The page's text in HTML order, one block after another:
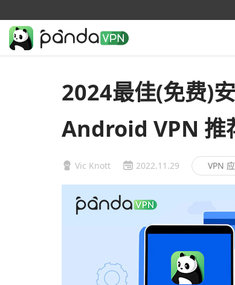
2024最佳(免费)
Android VPN 推
Vic Knott 2022.11.29 VPN